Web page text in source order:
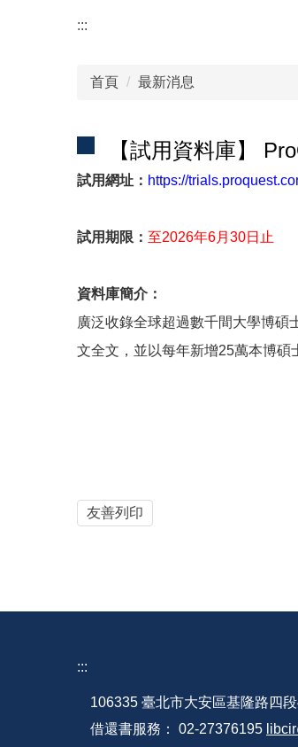
:::
首頁 最新消息
【試用資料庫】
試用網址： https://
試用期限： 至2026年6月30日止
資料庫簡介：
廣泛收錄全球超過數千間大學博
文全文，並以每年新增25萬本博碩
友善列印
:::
106335 臺北市大安區基隆路四
借還書服務： 02-27376195